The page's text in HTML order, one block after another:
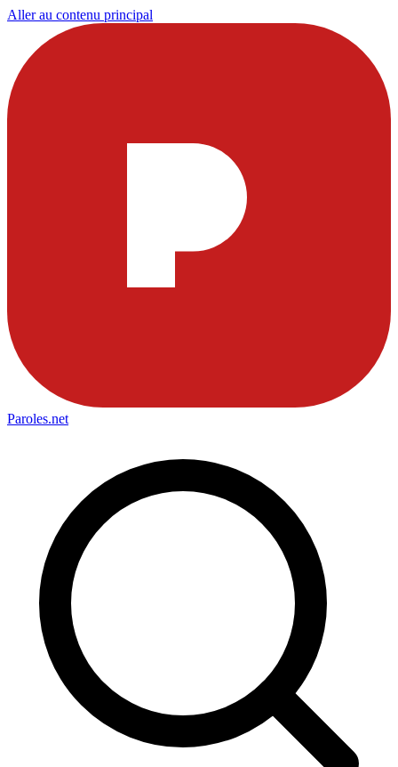
Aller au contenu principal
Paroles.net